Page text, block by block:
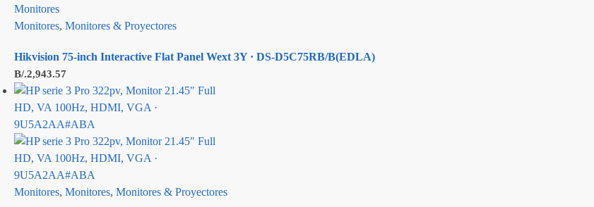
Monitores, Monitores & Proyectores
Hikvision 75-inch Interactive Flat Panel Wext 3Y · DS-D5C75RB/B(EDLA)
B/.2,943.57
Monitores, Monitores, Monitores & Proyectores